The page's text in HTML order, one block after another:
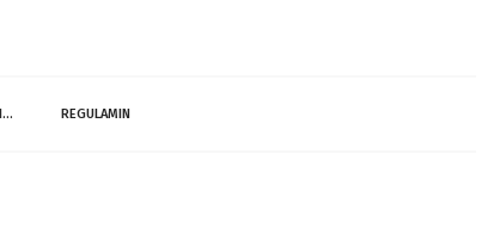
REGULAMIN